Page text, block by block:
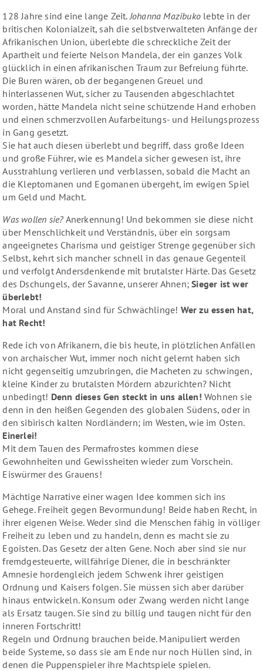
128 Jahre sind eine lange Zeit. Johanna Mazibuko lebte in der
britischen Kolonialzeit, sah die selbstverwalteten Anfänge der
Afrikanischen Union, überlebte die schreckliche Zeit der
Apartheit und feierte Nelson Mandela, der ein ganzes Volk
glücklich in einen afrikanischen Traum zur Befreiung führte.
Die Buren wären, ob der begangenen Greuel und
hinterlassenen Wut, sicher zu Tausenden abgeschlachtet
worden, hätte Mandela nicht seine schützende Hand erhoben
und einen schmerzvollen Aufarbeitungs- und Heilungsprozess
in Gang gesetzt.
Sie hat auch diesen überlebt und begriff, dass große Ideen
und große Führer, wie es Mandela sicher gewesen ist, ihre
Ausstrahlung verlieren und verblassen, sobald die Macht an
die Kleptomanen und Egomanen übergeht, im ewigen Spiel
um Geld und Macht.
Was wollen sie? Anerkennung! Und bekommen sie diese nicht
über Menschlichkeit und Verständnis, über ein sorgsam
angeeignetes Charisma und geistiger Strenge gegenüber sich
Selbst, kehrt sich mancher schnell in das genaue Gegenteil
und verfolgt Andersdenkende mit brutalster Härte. Das Gesetz
des Dschungels, der Savanne, unserer Ahnen;Sieger ist wer
überlebt!
Moral und Anstand sind für Schwächlinge! Wer zu essen hat,
hat Recht!
Rede ich von Afrikanern, die bis heute, in plötzlichen Anfällen
von archaischer Wut, immer noch nicht gelernt haben sich
nicht gegenseitig umzubringen, die Macheten zu schwingen,
kleine Kinder zu brutalsten Mördern abzurichten? Nicht
unbedingt! Denn dieses Gen steckt in uns allen! Wohnen sie
denn in den heißen Gegenden des globalen Südens, oder in
den sibirisch kalten Nordländern; im Westen, wie im Osten.
Einerlei!
Mit dem Tauen des Permafrostes kommen diese
Gewohnheiten und Gewissheiten wieder zum Vorschein.
Eiswürmer des Grauens!
Mächtige Narrative einer wagen Idee kommen sich ins
Gehege. Freiheit gegen Bevormundung! Beide haben Recht, in
ihrer eigenen Weise. Weder sind die Menschen fähig in völliger
Freiheit zu leben und zu handeln, denn es macht sie zu
Egoisten. Das Gesetz der alten Gene. Noch aber sind sie nur
fremdgesteuerte, willfährige Diener, die in beschränkter
Amnesie hordengleich jedem Schwenk ihrer geistigen
Ordnung und Kaisers folgen. Sie müssen sich aber darüber
hinaus entwickeln. Konsum oder Zwang werden nicht lange
als Ersatz taugen. Sie sind zu billig und taugen nicht für den
inneren Fortschritt!
Regeln und Ordnung brauchen beide. Manipuliert werden
beide Systeme, so dass sie am Ende nur noch Hüllen sind, in
denen die Puppenspieler ihre Machtspiele spielen.